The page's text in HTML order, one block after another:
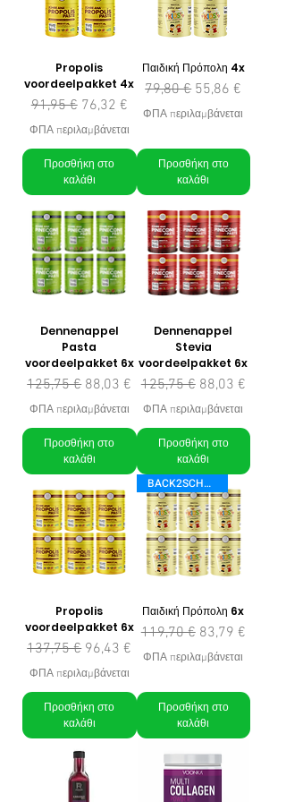
Propolis
voordeelpakket 4x
Κανονική τιμή
91,95 € Τιμή Έκπτωσης
76,32 €
ΦΠΑ περιλαμβάνεται
Προσθήκη στο
καλάθι
Παιδική Πρόπολη 4x
Κανονική τιμή
79,80 € Τιμή Έκπτωσης
55,86 €
ΦΠΑ περιλαμβάνεται
Προσθήκη στο
καλάθι
Dennenappel
Pasta
voordeelpakket 6x
Κανονική τιμή
125,75 € Τιμή Έκπτωσης
88,03 €
ΦΠΑ περιλαμβάνεται
Προσθήκη στο
καλάθι
Dennenappel
Stevia
voordeelpakket 6x
Κανονική τιμή
125,75 € Τιμή
88,03 €
ΦΠΑ περιλαμβάνεται
Προσθήκη στο
καλάθι
Propolis
voordeelpakket 6x
Κανονική τιμή
137,75 € Τιμή Έκπτωσης
96,43 €
ΦΠΑ περιλαμβάνεται
Προσθήκη στο
καλάθι
BACK2SCHOOL
Παιδική Πρόπολη 6x
Κανονική τιμή
119,70 € Τιμή
83,79 €
ΦΠΑ περιλαμβάνεται
Προσθήκη στο
καλάθι